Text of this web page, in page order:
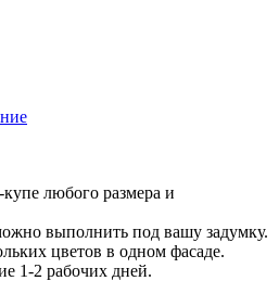
любого размера и
выполнить под вашу задумку.
цветов в одном фасаде.
1-2 рабочих дней.